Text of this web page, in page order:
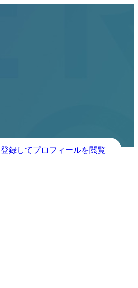
登録してプロフィールを閲覧